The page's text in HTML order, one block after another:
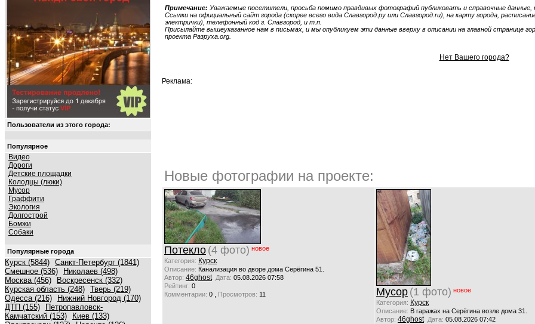
Пользователи из этого города:
Популярное
Видео
Дороги
Детские площадки
Колодцы (люки)
Мусор
Граффити
Экология
Долгострой
Бомжи
Собаки
Популярные города
Курск (5844) Санкт-Петербург (1841)
Смешное (536)
Николаев (498)
Москва (456)
Воскресенск (332)
Курская область (248) Тверь (219)
Одесса (216)
Нижний Новгород (170)
ДТП (155)
Петропавловск-
Камчатский (153)
Киев (133)
Примечание: Уважаемые посетители, просьба помимо правдивых фотографий публиковать и справочные данные,
Ссылки на официальный сайт города (скорее всего вида Славгород.ру или Славгород.ru), на карту города,
электрички), телефонный код г. Славгород, и т.п.
Присылайте вышеуказанное нам в письмах, и мы опубликуем эти данные вверху в описании на главной странице
проекта Разруха.org.
Нет Вашего города?
Реклама:
Новые фотографии на проекте:
Потекло (4 фото) новое
Категория: Курск
Описание: Канализация во дворе дома Серёгина 51.
Автор: 46ghost Дата: 05.08.2026 07:58
Рейтинг: 0
Комментарии: 0 , Просмотров: 11 Мусор (1 фото) новое
Категория: Курск
Описание: В гаражах на Серёгина возле дома 31.
Автор: 46ghost Дата: 05.08.2026 07:42